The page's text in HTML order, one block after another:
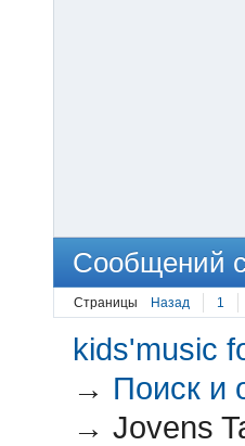
Сообщений
Страницы Назад 1
kids'music
→ Поиск и
→Jovens